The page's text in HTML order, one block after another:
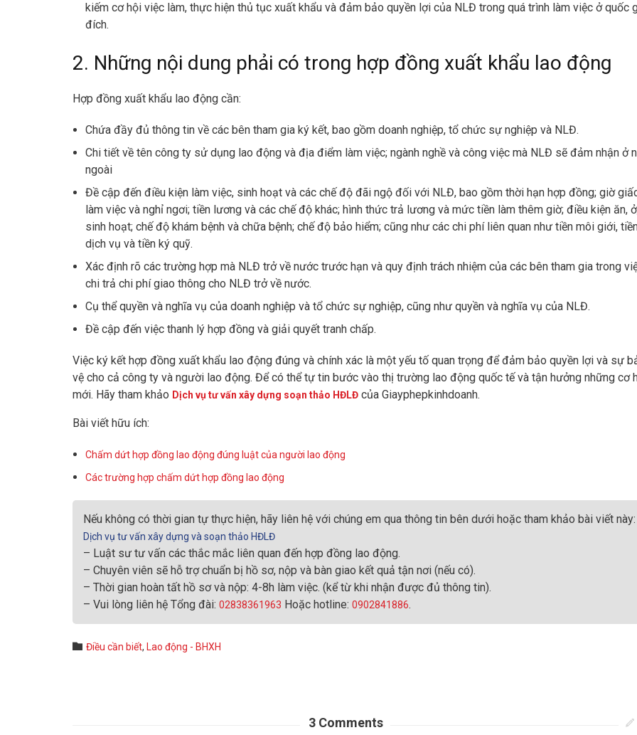
kiếm cơ hội việc làm, thực hiện thủ tục xuất khẩu và đảm bảo quyền lợi của NLĐ trong quá trình làm việc ở quốc
đích.
2. Những nội dung phải có trong hợp đồng xuất khẩu lao động
Hợp đồng xuất khẩu lao động cần:
Chứa đầy đủ thông tin về các bên tham gia ký kết, bao gồm doanh nghiệp, tổ chức sự nghiệp và NLĐ.
Chi tiết về tên công ty sử dụng lao động và địa điểm làm việc; ngành nghề và công việc mà NLĐ sẽ đảm nhận ở
ngoài
Đề cập đến điều kiện làm việc, sinh hoạt và các chế độ đãi ngộ đối với NLĐ, bao gồm thời hạn hợp đồng; giờ
làm việc và nghỉ ngơi; tiền lương và các chế độ khác; hình thức trả lương và mức tiền làm thêm giờ; điều kiện ăn,
sinh hoạt; chế độ khám bệnh và chữa bệnh; chế độ bảo hiểm; cũng như các chi phí liên quan như tiền môi giới,
dịch vụ và tiền ký quỹ.
Xác định rõ các trường hợp mà NLĐ trở về nước trước hạn và quy định trách nhiệm của các bên tham gia trong
chi trả chi phí giao thông cho NLĐ trở về nước.
Cụ thể quyền và nghĩa vụ của doanh nghiệp và tổ chức sự nghiệp, cũng như quyền và nghĩa vụ của NLĐ.
Đề cập đến việc thanh lý hợp đồng và giải quyết tranh chấp.
Việc ký kết hợp đồng xuất khẩu lao động đúng và chính xác là một yếu tố quan trọng để đảm bảo quyền lợi và sự
vệ cho cả công ty và người lao động. Để có thể tự tin bước vào thị trường lao động quốc tế và tận hưởng những cơ
mới. Hãy tham khảo Dịch vụ tư vấn xây dựng soạn thảo HĐLĐ của Giayphepkinhdoanh.
Bài viết hữu ích:
Chấm dứt hợp đồng lao động đúng luật của người lao động
Các trường hợp chấm dứt hợp đồng lao động
Nếu không có thời gian tự thực hiện, hãy liên hệ với chúng em qua thông tin bên dưới hoặc tham khảo bài viết này:
Dịch vụ tư vấn xây dựng và soạn thảo HĐLĐ
– Luật sư tư vấn các thắc mắc liên quan đến hợp đồng lao động.
– Chuyên viên sẽ hỗ trợ chuẩn bị hồ sơ, nộp và bàn giao kết quả tận nơi (nếu có).
– Thời gian hoàn tất hồ sơ và nộp: 4-8h làm việc. (kể từ khi nhận được đủ thông tin).
– Vui lòng liên hệ Tổng đài: 02838361963 Hoặc hotline: 0902841886.
 Category
Điều cần biết, Lao động - BHXH
3 Comments